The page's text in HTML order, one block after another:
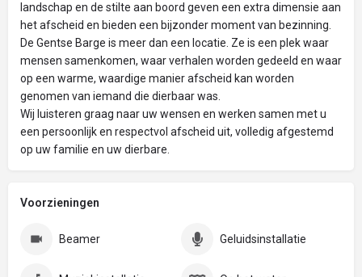
landschap en de stilte aan boord geven een extra dimensie aan
het afscheid en bieden een bijzonder moment van bezinning.
De Gentse Barge is meer dan een locatie. Ze is een plek waar
mensen samenkomen, waar verhalen worden gedeeld en waar
op een warme, waardige manier afscheid kan worden
genomen van iemand die dierbaar was.
Wij luisteren graag naar uw wensen en werken samen met u
een persoonlijk en respectvol afscheid uit, volledig afgestemd
op uw familie en uw dierbare.
Voorzieningen
Beamer Geluidsinstallatie